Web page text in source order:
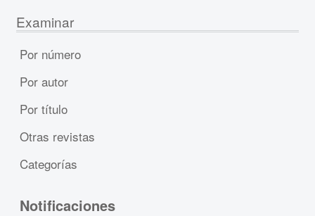
Examinar
Por número
Por autor
Por título
Otras revistas
Categorías
Notificaciones